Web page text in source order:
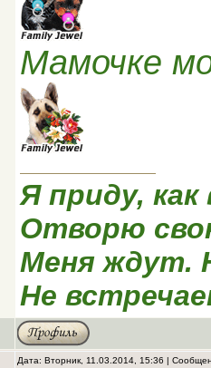
Мамочке
Я приду, как
Отворю
Меня ждут.
Не
Дата: Вторник, 11.03.2014, 15:36 |